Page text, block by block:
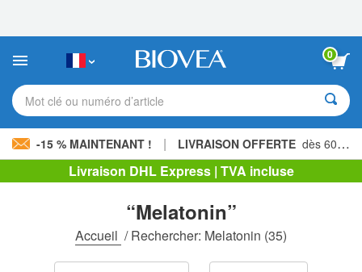
:
site
comprend
un
d'accessibilité.
0
Mot clé ou numéro d’article
-15 % MAINTENANT ! | LIVRAISON OFFERTE dès 60,00 € »
Livraison DHL Express | TVA incluse
“Melatonin”
Accueil /Rechercher: Melatonin (35)